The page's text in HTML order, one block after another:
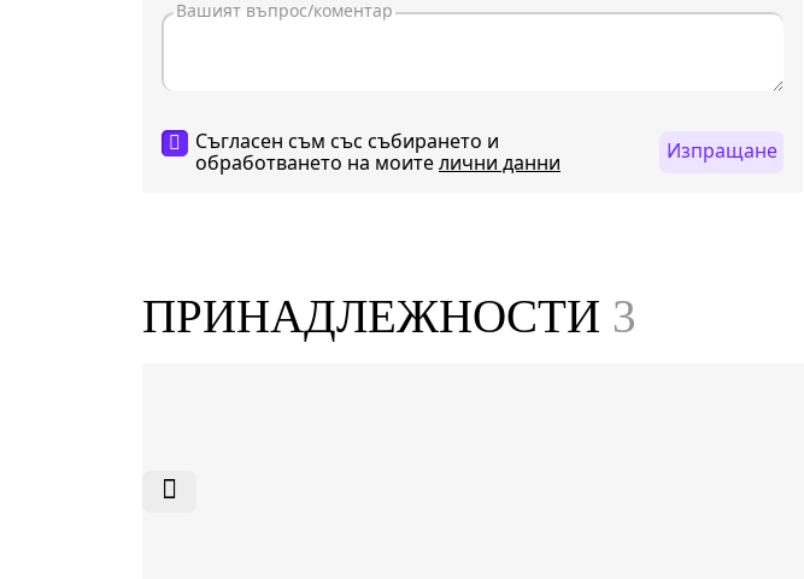
Съгласен съм със събирането и
обработването на моителични данни Изпращане
ПРИНАДЛЕЖНОСТИ 3